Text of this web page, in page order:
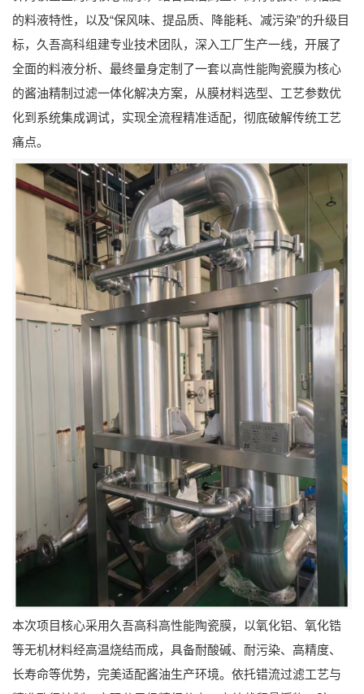
的料液特性，以及“保风味、提品质、降能耗、减污染”的升级目
标，久吾高科组建专业技术团队，深入工厂生产一线，开展了
全面的料液分析、最终量身定制了一套以高性能陶瓷膜为核心
的酱油精制过滤一体化解决方案，从膜材料选型、工艺参数优
化到系统集成调试，实现全流程精准适配，彻底破解传统工艺
痛点。
本次项目核心采用久吾高科高性能陶瓷膜，以氧化铝、氧化锆
等无机材料经高温烧结而成，具备耐酸碱、耐污染、高精度、
长寿命等优势，完美适配酱油生产环境。依托错流过滤工艺与